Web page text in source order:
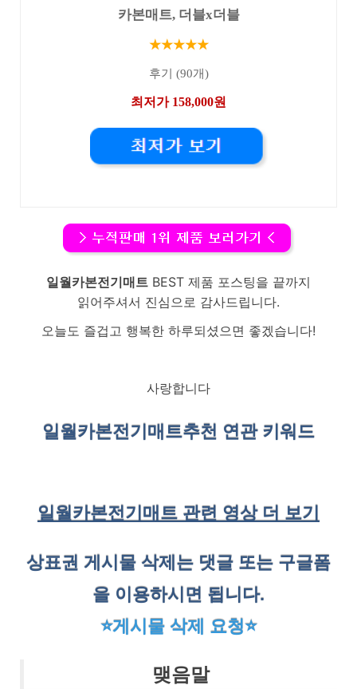
카본매트, 더블x더블
★★★★★
후기 (90개)
최저가 158,000원
일월카본전기매트 BEST 제품 포스팅을 끝까지
읽어주셔서 진심으로 감사드립니다.
오늘도 즐겁고 행복한 하루되셨으면 좋겠습니다!
사랑합니다
일월카본전기매트추천 연관 키워드
일월카본전기매트 관련 영상 더 보기
상표권 게시물 삭제는 댓글 또는 구글폼
을 이용하시면 됩니다.
⭐게시물 삭제 요청⭐
맺음말